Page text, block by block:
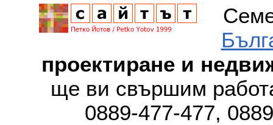
проектиране и
ще ви свършим
0889-477-477,